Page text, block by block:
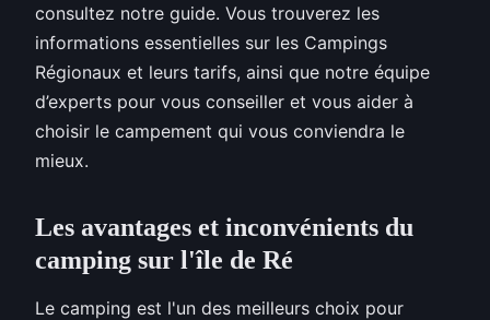
consultez notre guide. Vous trouverez les
informations essentielles sur les Campings
Régionaux et leurs tarifs, ainsi que notre équipe
d’experts pour vous conseiller et vous aider à
choisir le campement qui vous conviendra le
mieux.
Les avantages et inconvénients du
camping sur l'île de Ré
Le camping est l'un des meilleurs choix pour